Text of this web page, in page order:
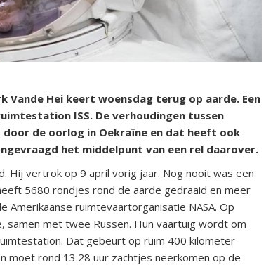
Vande Hei keert woensdag terug op aarde. Een
ISS. De verhoudingen tussen
de oorlog in Oekraïne en dat heeft ook
het middelpunt van een rel daarover.
Hij vertrok op 9 april vorig jaar. Nog nooit was een
5680 rondjes rond de aarde gedraaid en meer
ruimtevaartorganisatie NASA. Op
samen met twee Russen. Hun vaartuig wordt om
Dat gebeurt op ruim 400 kilometer
moet rond 13.28 uur zachtjes neerkomen op de